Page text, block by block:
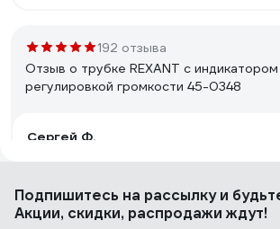
192 отзыва
Отзыв о трубке REXANT с индикатором
регулировкой громкости 45-0348
Сергей Ф.
Цена. Приемлемое качество. Каждая
два дюбеля и два самореза для
Подпишитесь на рассылкуи
Акции, скидки, распродажи ждут!